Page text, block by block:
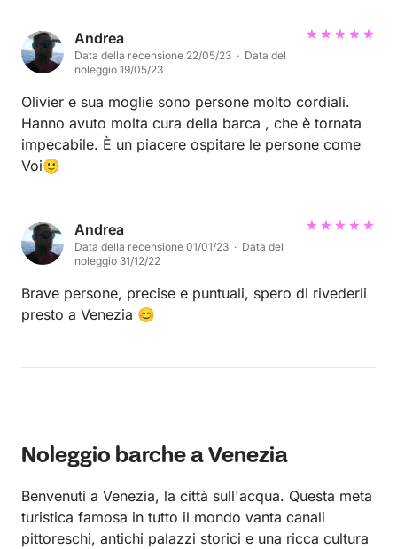
Andrea
Data della recensione 22/05/23 · Data del
noleggio 19/05/23
Olivier e sua moglie sono persone molto cordiali.
Hanno avuto molta cura della barca , che è tornata
impecabile. È un piacere ospitare le persone come
Voi🙂
Andrea
Data della recensione 01/01/23 · Data del
noleggio 31/12/22
Brave persone, precise e puntuali, spero di rivederli
presto a Venezia 😊
Noleggio barche a Venezia
Benvenuti a Venezia, la città sull'acqua. Questa meta
turistica famosa in tutto il mondo vanta canali
pittoreschi, antichi palazzi storici e una ricca cultura